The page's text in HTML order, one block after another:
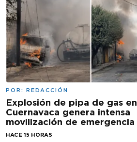
POR: REDACCIÓN
Explosión de pipa de gas en
Cuernavaca genera intensa
movilización de emergencia
HACE 15 HORAS